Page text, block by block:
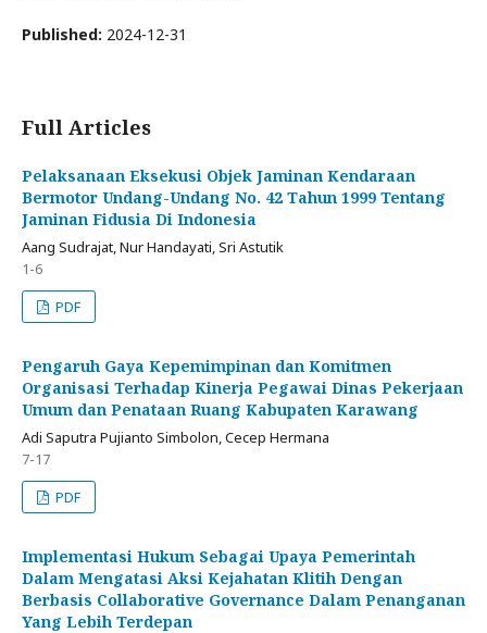
Published: 2024-12-31
Full Articles
Pelaksanaan Eksekusi Objek Jaminan Kendaraan
Bermotor Undang-Undang No. 42 Tahun 1999 Tentang
Jaminan Fidusia Di Indonesia
Aang Sudrajat, Nur Handayati, Sri Astutik
1-6
PDF
Pengaruh Gaya Kepemimpinan dan Komitmen
Organisasi Terhadap Kinerja Pegawai Dinas Pekerjaan
Umum dan Penataan Ruang Kabupaten Karawang
Adi Saputra Pujianto Simbolon, Cecep Hermana
7-17
PDF
Implementasi Hukum Sebagai Upaya Pemerintah
Dalam Mengatasi Aksi Kejahatan Klitih Dengan
Berbasis Collaborative Governance Dalam Penanganan
Yang Lebih Terdepan